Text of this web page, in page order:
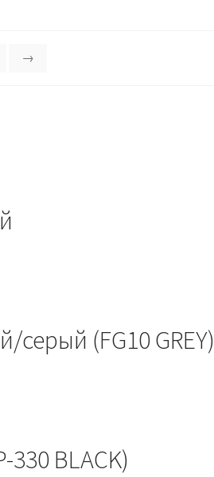
→
(FG10 GREY)
BLACK)